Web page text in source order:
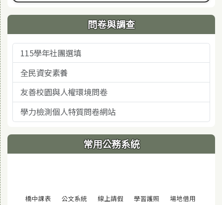
問卷與調查
115學年社團選填
全民資安素養
友善校園與人權環境問卷
學力檢測個人特質問卷網站
常用公務系統
橋中課表 (另開視窗)
公文系統 (另開視窗)
線上請假 (另開視窗)
學習護照 (另開視窗)
場地借用